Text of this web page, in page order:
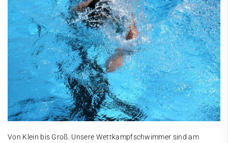
Von Klein bis Groß. Unsere Wettkampfschwimmer sind am